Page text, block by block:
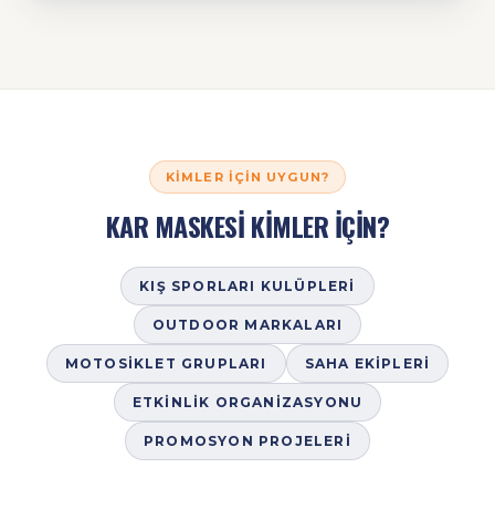
KIMLER İÇIN UYGUN?
KAR MASKESİ KİMLER İÇİN?
KIŞ SPORLARI KULÜPLERI
OUTDOOR MARKALARI
MOTOSIKLET GRUPLARI SAHA EKIPLERI
ETKINLIK ORGANIZASYONU
PROMOSYON PROJELERI